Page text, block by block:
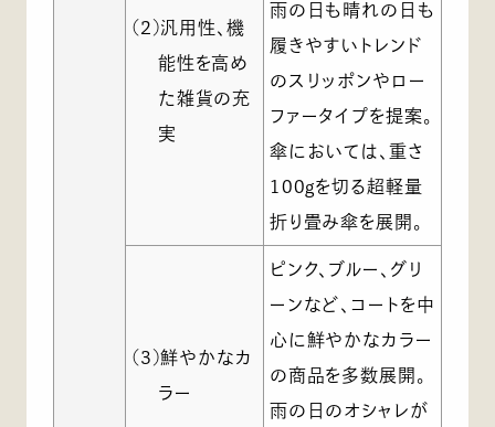
(2)汎用性、機
能性を高め
た雑貨の充
実
雨の日も晴れの日も
履きやすいトレンド
のスリッポンやロー
ファータイプを提案。
傘においては、重さ
100gを切る超軽量
折り畳み傘を展開。
(3)鮮やかなカ
ラー
ピンク、ブルー、グリ
ーンなど、コートを中
心に鮮やかなカラー
の商品を多数展開。
雨の日のオシャレが